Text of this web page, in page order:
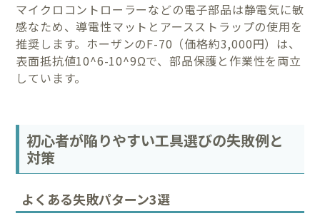
マイクロコントローラーなどの電子部品は静電気に敏
感なため、導電性マットとアースストラップの使用を
推奨します。ホーザンのF-70（価格約3,000円）は、
表面抵抗値10^6-10^9Ωで、部品保護と作業性を両立
しています。
初心者が陥りやすい工具選びの失敗例と
対策
よくある失敗パターン3選